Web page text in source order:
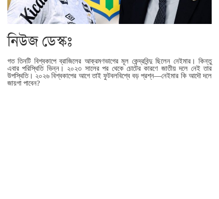
নিউজ ডেস্কঃ
গত তিনটি বিশ্বকাপে ব্রাজিলের আক্রমণভাগের মূল কেন্দ্রবিন্দু ছিলেন নেইমার। কিন্তু
এবার পরিস্থিতি ভিন্ন। ২০২৩ সালের পর থেকে চোটের কারণে জাতীয় দলে নেই তার
উপস্থিতি। ২০২৬ বিশ্বকাপের আগে তাই ফুটবলবিশ্বে বড় প্রশ্ন—নেইমার কি আদৌ দলে
জায়গা পাবেন?